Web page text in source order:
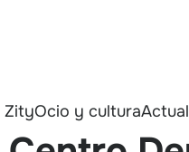
ZityOcio y cultura